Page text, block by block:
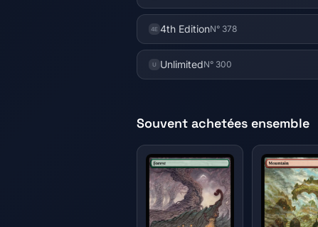
4E 4th EditionN° 378
U UnlimitedN° 300
Souvent achetées ensemble